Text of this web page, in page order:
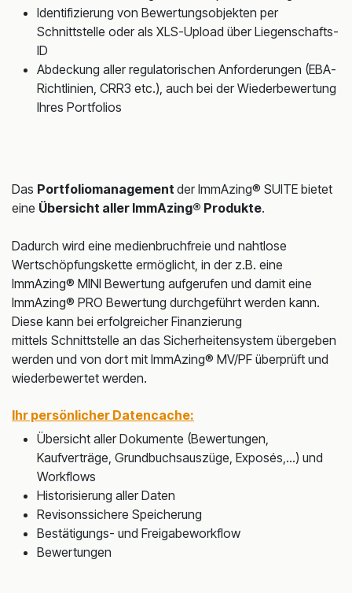
Identifizierung von Bewertungsobjekten per
Schnittstelle oder als XLS-Upload über Liegenschafts-
ID
Abdeckung aller regulatorischen Anforderungen (EBA-
Richtlinien, CRR3 etc.), auch bei der Wiederbewertung
Ihres Portfolios
Das Portfoliomanagement der ImmAzing® SUITE bietet
eine Übersicht aller ImmAzing® Produkte.
Dadurch wird eine medienbruchfreie und nahtlose
Wertschöpfungskette ermöglicht, in der z.B. eine
ImmAzing® MINI Bewertung aufgerufen und damit eine
ImmAzing® PRO Bewertung durchgeführt werden kann.
Diese kann bei erfolgreicher Finanzierung
mittels Schnittstelle an das Sicherheitensystem übergeben
werden und von dort mit ImmAzing® MV/PF überprüft und
wiederbewertet werden.
Ihr persönlicher Datencache:
Übersicht aller Dokumente (Bewertungen,
Kaufverträge, Grundbuchsauszüge, Exposés,...) und
Workflows
Historisierung aller Daten
Revisonssichere Speicherung
Bestätigungs- und Freigabeworkflow
Bewertungen